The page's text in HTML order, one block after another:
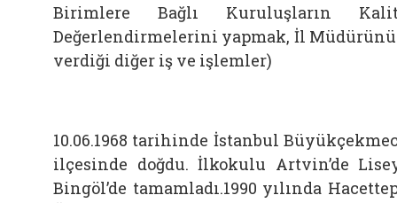
Birimlere Bağlı Kuruluşların
Değerlendirmelerini yapmak, İl
verdiği diğer iş ve işlemler)
10.06.1968 tarihinde İstanbul
ilçesinde doğdu. İlkokulu Artvin’de
Bingöl’de tamamladı.1990 yılında